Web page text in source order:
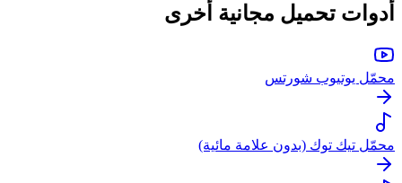
أدوات تحميل مجانية أخرى
محمّل يوتيوب شورتس
محمّل تيك توك (بدون علامة مائية)